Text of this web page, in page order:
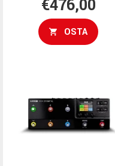
€476,00
OSTA